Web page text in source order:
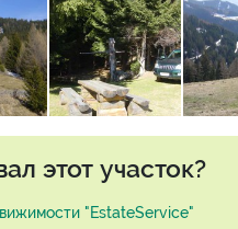
этот участок?
"EstateService"